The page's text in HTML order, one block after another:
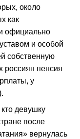
около
как
официально
и особой
собственную
россиян пенсия
у
девушку
после
вернулась